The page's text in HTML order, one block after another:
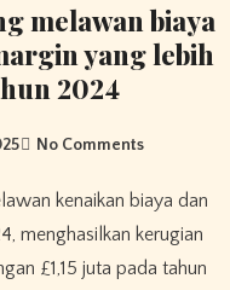
melawan biaya
yang lebih
2024
No Comments
menghasilkan kerugian
£1,15 juta pada tahun